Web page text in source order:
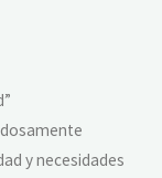
y necesidades